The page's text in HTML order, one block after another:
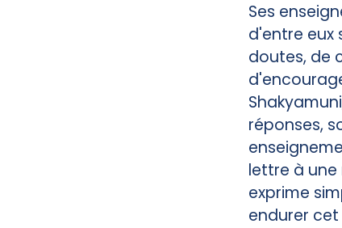
Ses
d'entre eux
doutes, de
réponses,
lettre à une
exprime
endurer